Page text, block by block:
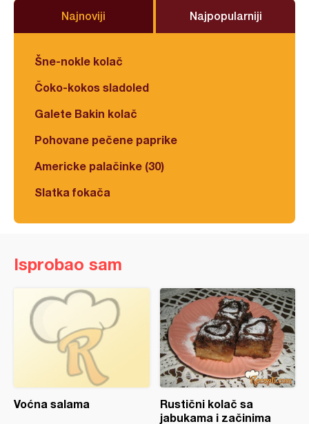
Najnoviji Najpopularniji
Šne-nokle kolač
Čoko-kokos sladoled
Galete Bakin kolač
Pohovane pečene paprike
Americke palačinke (30)
Slatka fokača
Isprobao sam
Voćna salama
Rustični kolač sa
jabukama i začinima